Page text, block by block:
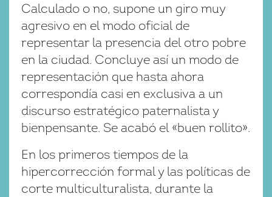
Calculado o no, supone un giro muy
agresivo en el modo oficial de
representar la presencia del otro pobre
en la ciudad. Concluye así un modo de
representación que hasta ahora
correspondía casi en exclusiva a un
discurso estratégico paternalista y
bienpensante. Se acabó el «buen rollito».
En los primeros tiempos de la
hipercorrección formal y las políticas de
corte multiculturalista, durante la